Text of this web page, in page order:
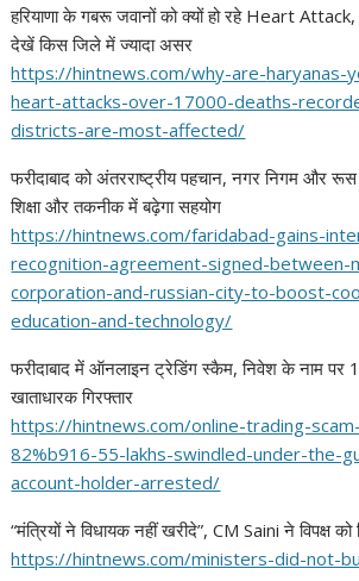
हरियाणा के गबरू जवानों को क्यों हो रहे Heart Attack,
देखें किस जिले में ज्यादा असर
https://hintnews.com/why-are-haryanas-
heart-attacks-over-17000-deaths-
districts-are-most-affected/
फरीदाबाद को अंतरराष्ट्रीय पहचान, नगर निगम और
शिक्षा और तकनीक में बढ़ेगा सहयोग
https://hintnews.com/faridabad-gains-
recognition-agreement-signed-between-
corporation-and-russian-city-to-boost-
education-and-technology/
फरीदाबाद में ऑनलाइन ट्रेडिंग स्कैम, निवेश के नाम पर
खाताधारक गिरफ्तार
https://hintnews.com/online-trading-
82%b916-55-lakhs-swindled-under-the-
account-holder-arrested/
“मंत्रियों ने विधायक नहीं खरीदे”, CM Saini ने विपक्ष को
https://hintnews.com/ministers-did-not-